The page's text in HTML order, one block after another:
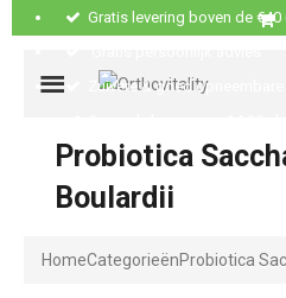
Gratis levering boven de €40
Zuivere & goed
Probiotica
Boulardii
HomeCategorieënProbiotica